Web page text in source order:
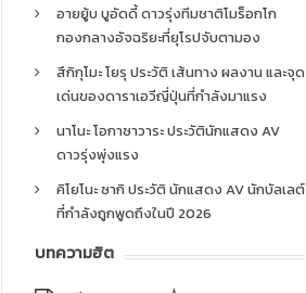
อายยู้บ บูอัดดี้ ดาวรุ่งทีมชาติโมร็อกโก
กองกลางอัจฉริยะที่ยุโรปจับตามอง
สึกิกุโมะ โยรุ ประวัติ เส้นทาง ผลงาน และจุด
เด่นของดาราเอวีญี่ปุ่นที่กำลังมาแรง
นาโนะ โอกาซาวาระ ประวัตินักแสดง AV
ดาวรุ่งพุ่งแรง
คิโยโนะ ซากิ ประวัติ นักแสดง AV นักบัลเลต์
ที่กำลังถูกพูดถึงในปี 2026
บทความฮิต